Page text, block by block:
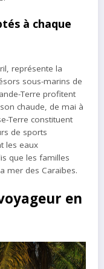
à chaque
représente la
sous-marins de
Terre profitent
chaude, de mai à
Terre constituent
de sports
les eaux
que les familles
mer des Caraïbes.
en